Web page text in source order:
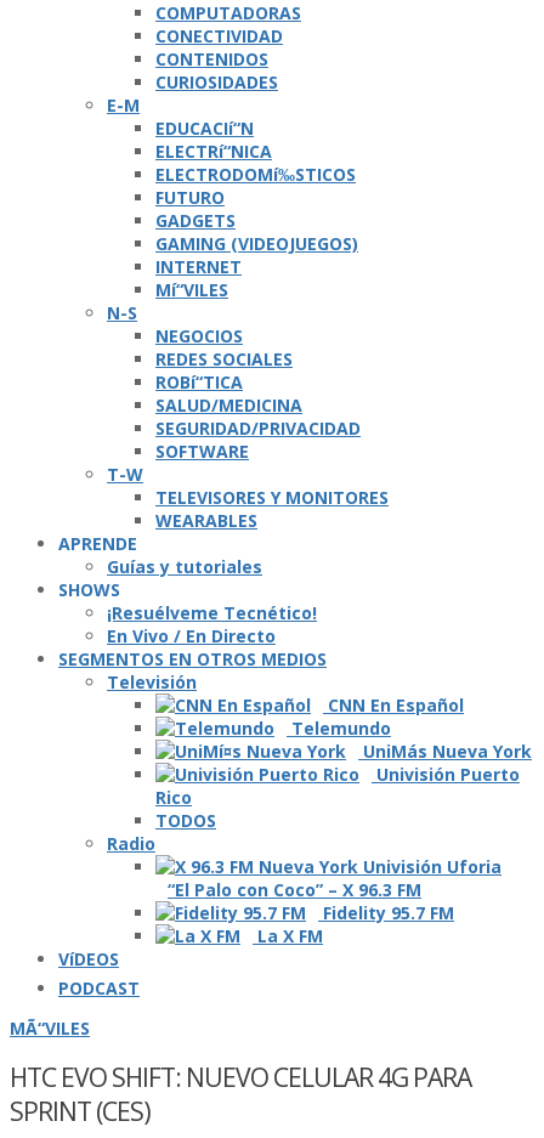
COMPUTADORAS
CONECTIVIDAD
CONTENIDOS
CURIOSIDADES
E-M
EDUCACIí“N
ELECTRí“NICA
ELECTRODOMí‰STICOS
FUTURO
GADGETS
GAMING (VIDEOJUEGOS)
INTERNET
Mí“VILES
N-S
NEGOCIOS
REDES SOCIALES
ROBí“TICA
SALUD/MEDICINA
SEGURIDAD/PRIVACIDAD
SOFTWARE
T-W
TELEVISORES Y MONITORES
WEARABLES
APRENDE
Guí­as y tutoriales
SHOWS
¡Resuélveme Tecnético!
En Vivo / En Directo
SEGMENTOS EN OTROS MEDIOS
Televisión
CNN En Español
Telemundo
UniMás Nueva York
Univisión Puerto
Rico
TODOS
Radio
“El Palo con Coco” – X 96.3 FM
Fidelity 95.7 FM
La X FM
VíDEOS
PODCAST
MÃ“VILES
HTC EVO SHIFT: NUEVO CELULAR 4G PARA
SPRINT (CES)